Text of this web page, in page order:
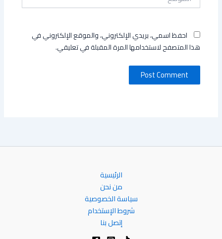
احفظ اسمي، بريدي الإلكتروني، والموقع الإلكتروني في
هذا المتصفح لاستخدامها المرة المقبلة في تعليقي.
الرئيسية
من نحن
سياسة الخصوصية
شروط الإستخدام
إتصل بنا